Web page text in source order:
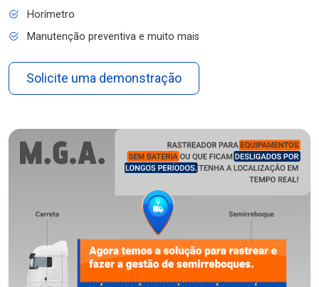
Horímetro
Manutenção preventiva e muito mais
Solicite uma demonstração